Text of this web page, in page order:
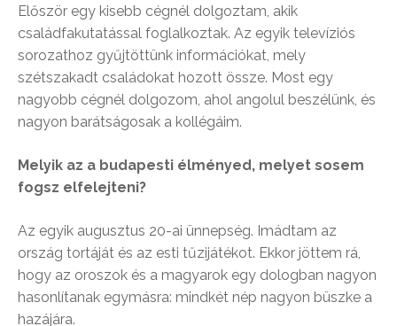
Először egy kisebb cégnél dolgoztam, akik
családfakutatással foglalkoztak. Az egyik televíziós
sorozathoz gyűjtöttünk információkat, mely
szétszakadt családokat hozott össze. Most egy
nagyobb cégnél dolgozom, ahol angolul beszélünk, és
nagyon barátságosak a kollégáim.
Melyik az a budapesti élményed, melyet sosem
fogsz elfelejteni?
Az egyik augusztus 20-ai ünnepség. Imádtam az
ország tortáját és az esti tűzijátékot. Ekkor jöttem rá,
hogy az oroszok és a magyarok egy dologban nagyon
hasonlítanak egymásra: mindkét nép nagyon büszke a
hazájára.